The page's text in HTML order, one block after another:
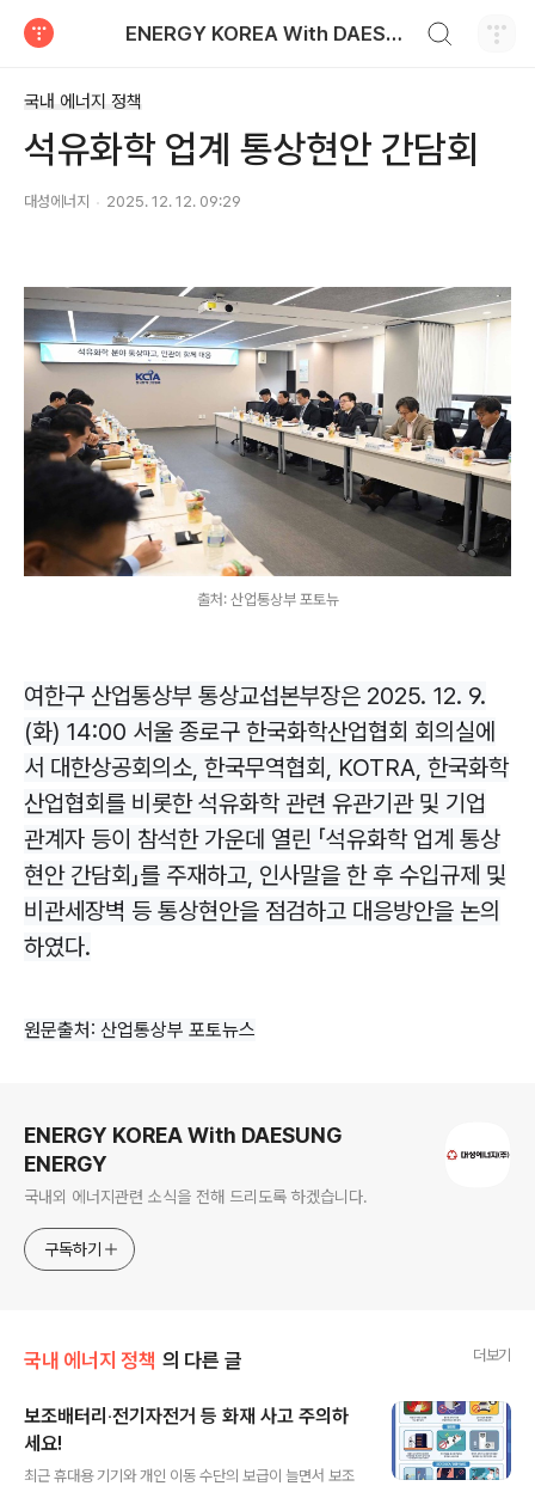
ENERGY KOREA With DAESUNG ENERGY
국내 에너지 정책
석유화학 업계 통상현안 간담회
대성에너지 2025. 12. 12. 09:29
출처: 산업통상부 포토뉴
여한구 산업통상부 통상교섭본부장은 2025. 12. 9.
(화) 14:00 서울 종로구 한국화학산업협회 회의실에
서 대한상공회의소, 한국무역협회, KOTRA, 한국화학
산업협회를 비롯한 석유화학 관련 유관기관 및 기업
관계자 등이 참석한 가운데 열린 「석유화학 업계 통상
현안 간담회」를 주재하고, 인사말을 한 후 수입규제 및
비관세장벽 등 통상현안을 점검하고 대응방안을 논의
하였다.
원문출처: 산업통상부 포토뉴스
ENERGY KOREA With DAESUNG
ENERGY
국내외 에너지관련 소식을 전해 드리도록 하겠습니다.
구독하기
국내 에너지 정책 의 다른 글 더보기
보조배터리‧전기자전거 등 화재 사고 주의하
세요!
최근 휴대용 기기와 개인 이동 수단의 보급이 늘면서 보조